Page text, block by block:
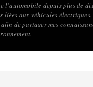
l’automobile depuis plus de
liées aux véhicules
de partager mes